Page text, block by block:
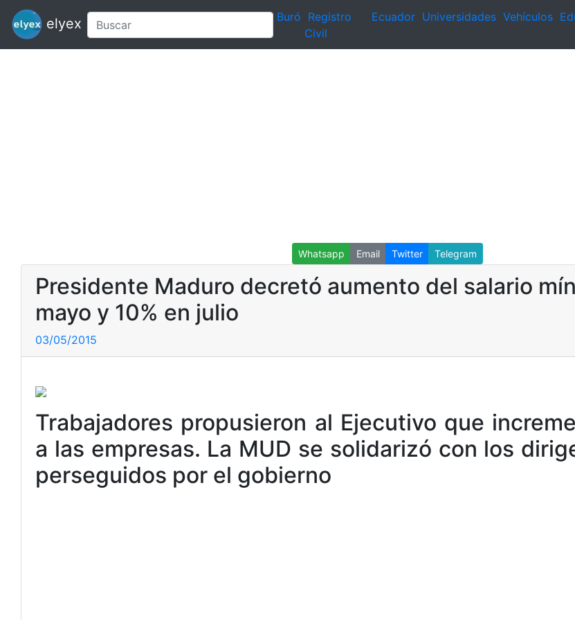
elyex Buró Registro
Civil
Ecuador Universidades Vehículos
Whatsapp Email Twitter Telegram
Presidente Maduro decretó aumento del salario
mayo y 10% en julio
03/05/2015
Trabajadores propusieron al Ejecutivo que
a las empresas. La MUD se solidarizó con los
perseguidos por el gobierno